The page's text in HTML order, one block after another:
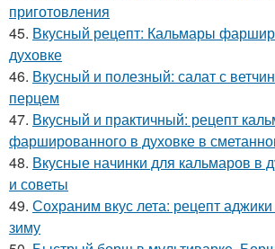
приготовления
45. Вкусный рецепт: Кальмары
духовке
46. Вкусный и полезный: салат с
перцем
47. Вкусный и практичный: рецепт
фаршированного в духовке в
48. Вкусные начинки для кальмаров в
и советы
49. Сохраним вкус лета: рецепт
зиму